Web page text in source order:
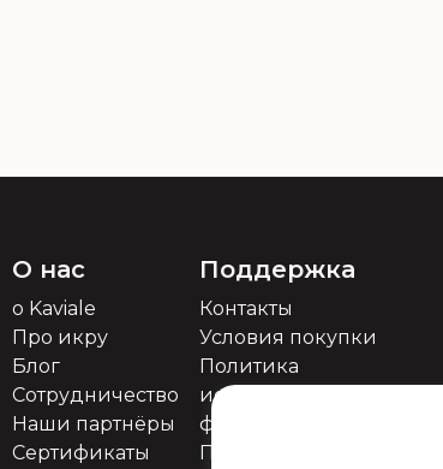
О нас
о Kaviale
Про икру
Блог
Сотрудничество
Наши партнёры
Сертификаты
Поддержка
Контакты
Условия покупки
Политика
использования
файлов cookie
Политика